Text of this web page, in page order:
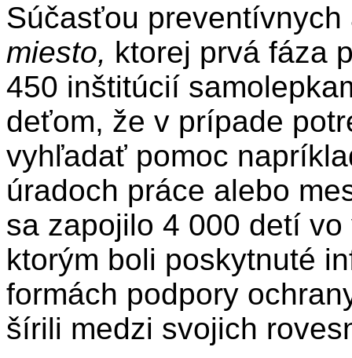
Súčasťou
miesto, ktorej prvá fáza
450 inštitúcií
deťom, že v prípade
vyhľadať pomoc
úradoch práce alebo
sa zapojilo 4 000 detí
ktorým boli poskytnuté
formách podpory
šírili medzi svojich